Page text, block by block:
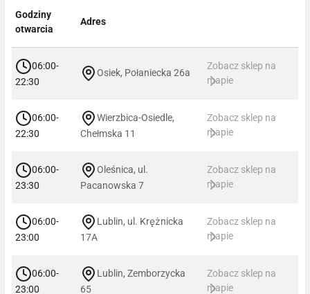
Godziny
otwarcia
Adres
06:00-
22:30
Osiek, Połaniecka 26a
Zobacz sklep na
mapie
06:00-
22:30
Wierzbica-Osiedle,
Chełmska 11
Zobacz sklep na
mapie
06:00-
23:30
Oleśnica, ul.
Pacanowska 7
Zobacz sklep na
mapie
06:00-
23:00
Lublin, ul. Krężnicka
17A
Zobacz sklep na
mapie
06:00-
23:00
Lublin, Zemborzycka
65
Zobacz sklep na
mapie